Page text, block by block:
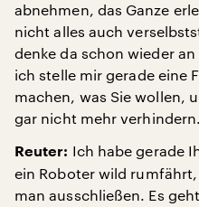
abnehmen, das Ganze
nicht alles auch
denke da schon wieder
ich stelle mir gerade eine
machen, was Sie wollen,
gar nicht mehr verhindern.
Reuter: Ich habe gerade
ein Roboter wild
man ausschließen. Es